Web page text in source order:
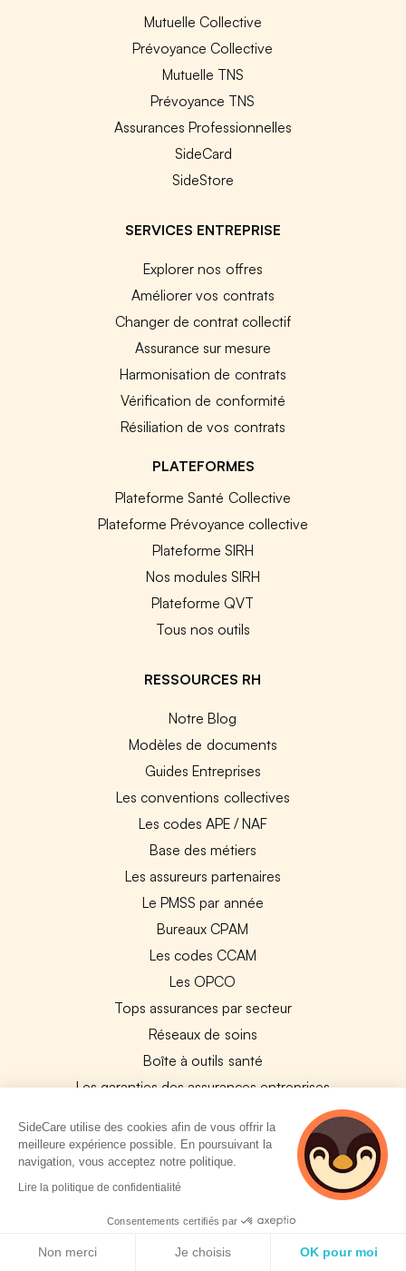
Mutuelle Collective
Prévoyance Collective
Mutuelle TNS
Prévoyance TNS
Assurances Professionnelles
SideCard
SideStore
SERVICES ENTREPRISE
Explorer nos offres
Améliorer vos contrats
Changer de contrat collectif
Assurance sur mesure
Harmonisation de contrats
Vérification de conformité
Résiliation de vos contrats
PLATEFORMES
Plateforme Santé Collective
Plateforme Prévoyance collective
Plateforme SIRH
Nos modules SIRH
Plateforme QVT
Tous nos outils
RESSOURCES RH
Notre Blog
Modèles de documents
Guides Entreprises
Les conventions collectives
Les codes APE / NAF
Base des métiers
Les assureurs partenaires
Le PMSS par année
Bureaux CPAM
Les codes CCAM
Les OPCO
Tops assurances par secteur
Réseaux de soins
Boîte à outils santé
Les garanties des assurances entreprises
PARTENAIRES
Payfit & SideCare
Lucca & SideCare
SideCare utilise des cookies afin de vous offrir la
meilleure expérience possible. En poursuivant la
navigation, vous acceptez notre politique.
Lire la politique de confidentialité
Consentements certifiés par
Non merci Je choisis OK pour moi
2 personnes
consultent
actuellement cette